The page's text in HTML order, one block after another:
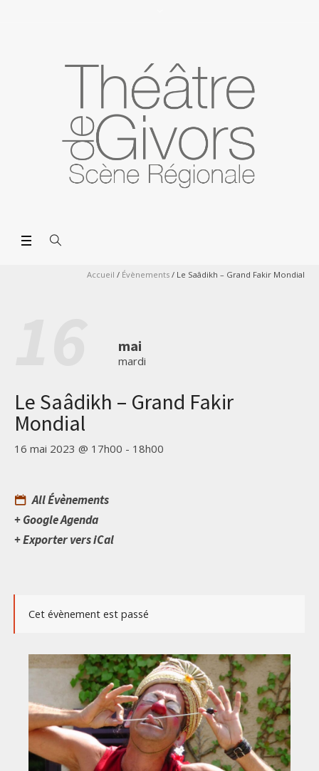
Accueil / Évènements / Le Saâdikh – Grand Fakir Mondial
mai
mardi
Le Saâdikh – Grand Fakir
Mondial
16 mai 2023 @ 17h00 - 18h00
All Évènements
+ Google Agenda
+ Exporter vers iCal
Cet évènement est passé